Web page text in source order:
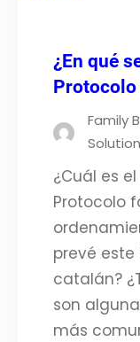
¿En qué
Family
¿Cuál es
Protocolo
prevé este
catalán?
son
más